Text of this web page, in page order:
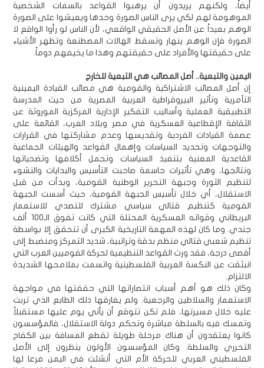
أيضاً، ولكنهم يريدون أن يرهبوا القواعد بالسمات الشخصية
الموهومة لهم لكي يرى الناس الصورة وحدها ويعيشوا على الصورة
الوهم بعيداً عن الأصل الحقيقي الواقعي، لأن الناس لو رأوا الواقع لا
الصورة فإن الوهم ينهار وتسقط الهالات المصطنعة وتظهر الأشياء
على حقيقتها والأفراد على حقيقتهم وهذا ما يخيفهم دوماً.
اليمين والتبعية.. أصل المصائب هي التبعية للخارج
إن أصل المصائب الاشتراكية والقومية هي مصائب القيادة اليمينية
التآمرية وتأثير البيروقراطية العربية المصرية من حيث المدرسة
التطبيقية العملية وأساليب التفكير الإدارية المركزية الموروثة عن
الثقافة الإقطاعية العسكرية في مصر وبلاد العرب، القائمة على
عصمة القيادات الفردية وتقديسها وعدم مشاركتها في القرارات
والتوجهات وتحديد السياسات وإهمال القواعد والهيئات الجماعية
القاعدية المعنية بتنفيذ السياسات وتحمل أكلافها وتضحياتها
ونتائجها، وهي تأثيرات حاسمة صاحبت التأسيس والبدايات والنشوء
لتنظيم الثورة وجبهة التحرير الوطنية القومية، وبدأت من قبل
الاستقلال، أي خلال تأسيس الجبهة القومية، حيث أسست الجبهة
القومية كتنظيم قتالي سياسي مشترك للتصدي للاستعمار
البريطاني وقواته العسكرية المحتلة التي كانت تفوق الـ100 ألف
جندي. وما كان لهذه المهمة التاريخية الكبرى أن تتحقق إلا بواسطة
تنظيم شعبي قتالي منظم بدقة وتراتبية، شديد التمركز ومنضبط إلى
أقصى درجة، فقد ورث القواعد التنظيمية لحركة القوميين العرب التي
انبثقت عن النكسة العربية الفلسطينية واتسمت بملامحها الشديدة
الالتزام.
وكان ذلك هو أهم أسباب انتصاراتها التي حققتها في مواجهة
الاستعمار والسلاطين والرجعية. ولم يفارقها ذلك الطابع الذي تربت
عليه خلال مسيرتها، فلم تكن تتوقع أن يأتي يوم عليها مستقبلاً
وتمسك فيه بالسلطة مباشرة وتحكم دولة الاستقلال، فالمؤسسون
كانوا يعتقدون أن هناك مرحلة طويلة تقطع المسافة بين الكفاح
التحرري والسلطة. وكان المؤسسون الأولون ينظرون إلى الأصل
الفلسطيني العربي للحركة الأم التي أنشئت في اليمن فرعا لها